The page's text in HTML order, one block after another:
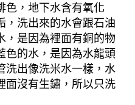
色，地下水含有氧化
，洗出來的水會跟石油
，是因為裡面有銅的物
色的水，是因為水龍頭
洗出像洗米水一樣，水
面沒有生鏽，所以只洗